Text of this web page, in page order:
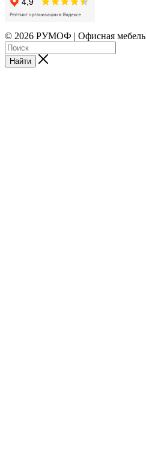
© 2026 РУМОФ | Офисная мебель
Найти